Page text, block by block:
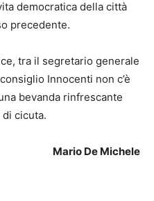
democratica della città
precedente.
tra il segretario generale
Innocenti non c’è
bevanda rinfrescante
cicuta.
Mario De Michele